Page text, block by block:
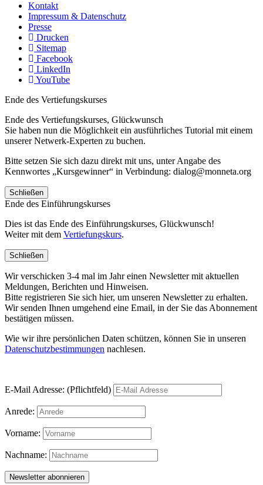
Kontakt
Impressum & Datenschutz
Presse
Drucken
Sitemap
Facebook
LinkedIn
YouTube
Ende des Vertiefungskurses
Ende des Vertiefungskurses, Glückwunsch
Sie haben nun die Möglichkeit ein ausführliches Tutorial mit einem
unserer Netwerk-Experten zu buchen.
Bitte setzen Sie sich dazu direkt mit uns, unter Angabe des
Kennwortes „Kursgewinner“ in Verbindung: dialog@monneta.org
Schließen
Ende des Einführungskurses
Dies ist das Ende des Einführungskurses, Glückwunsch!
Weiter mit dem Vertiefungskurs.
Schließen
Wir verschicken 3-4 mal im Jahr einen Newsletter mit aktuellen
Meldungen, Berichten und Hinweisen.
Bitte registrieren Sie sich hier, um unseren Newsletter zu erhalten.
Wir senden Ihnen umgehend eine Email, in der Sie das Abonnement
bestätigen müssen.
Wie wir ihre persönlichen Daten schützen, können Sie in unseren
Datenschutzbestimmungen nachlesen.
E-Mail Adresse: (Pflichtfeld)
Anrede:
Vorname:
Nachname: